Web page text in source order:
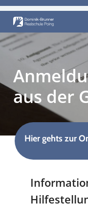
Skip
main
content
aus der
Hier gehts zur